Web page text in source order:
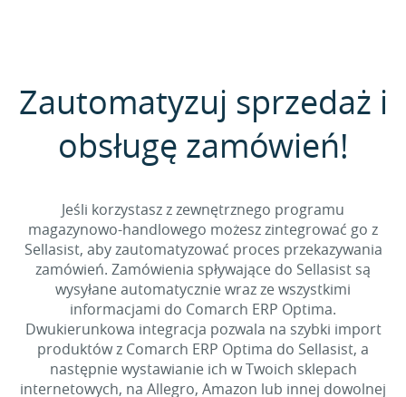
Zautomatyzuj sprzedaż i
obsługę zamówień!
Jeśli korzystasz z zewnętrznego programu
magazynowo-handlowego możesz zintegrować go z
Sellasist, aby zautomatyzować proces przekazywania
zamówień. Zamówienia spływające do Sellasist są
wysyłane automatycznie wraz ze wszystkimi
informacjami do Comarch ERP Optima.
Dwukierunkowa integracja pozwala na szybki import
produktów z Comarch ERP Optima do Sellasist, a
następnie wystawianie ich w Twoich sklepach
internetowych, na Allegro, Amazon lub innej dowolnej